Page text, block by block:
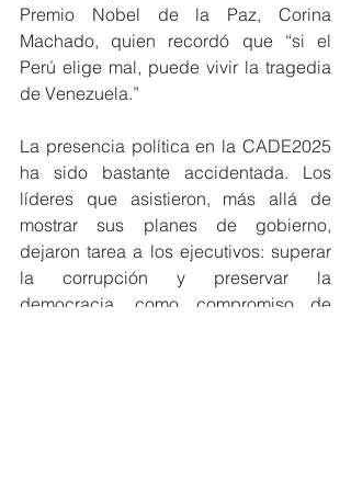
Premio Nobel de la Paz, Corina
Machado, quien recordó que “si el
Perú elige mal, puede vivir la tragedia
de Venezuela.”
La presencia política en la CADE2025
ha sido bastante accidentada. Los
líderes que asistieron, más allá de
mostrar sus planes de gobierno,
dejaron tarea a los ejecutivos: superar
la corrupción y preservar la
democracia, como compromiso de